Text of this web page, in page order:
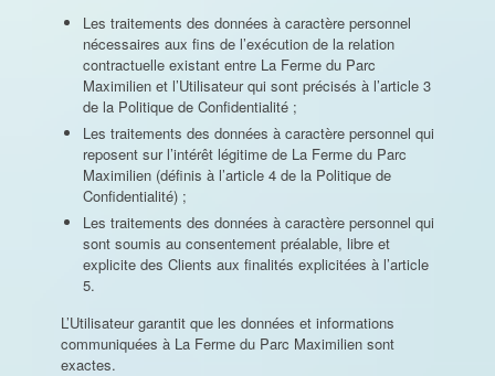
Les traitements des données à caractère personnel
nécessaires aux fins de l’exécution de la relation
contractuelle existant entre La Ferme du Parc
Maximilien et l’Utilisateur qui sont précisés à l’article 3
de la Politique de Confidentialité ;
Les traitements des données à caractère personnel qui
reposent sur l’intérêt légitime de La Ferme du Parc
Maximilien (définis à l’article 4 de la Politique de
Confidentialité) ;
Les traitements des données à caractère personnel qui
sont soumis au consentement préalable, libre et
explicite des Clients aux finalités explicitées à l’article
5.
L’Utilisateur garantit que les données et informations
communiquées à La Ferme du Parc Maximilien sont
exactes.